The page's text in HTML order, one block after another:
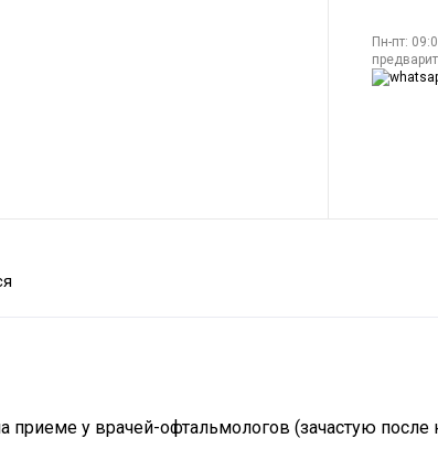
Пн-пт:
у врачей-офтальмологов (зачастую после